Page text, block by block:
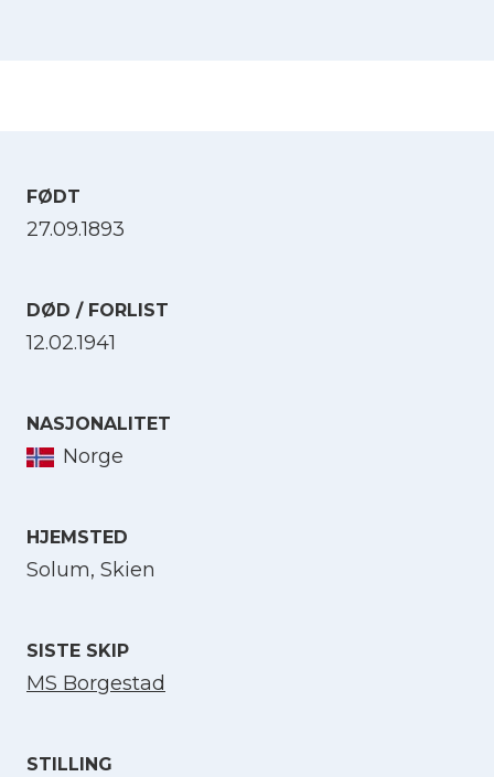
FØDT
27.09.1893
DØD / FORLIST
12.02.1941
NASJONALITET
Norge
HJEMSTED
Solum, Skien
SISTE SKIP
MS Borgestad
STILLING
Velg språk
Norsk bokmål